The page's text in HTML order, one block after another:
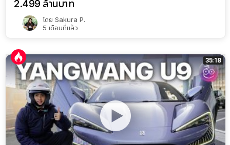
2.499 ล้านบาท
โดย Sakura P.
5 เดือนที่แล้ว
35:18